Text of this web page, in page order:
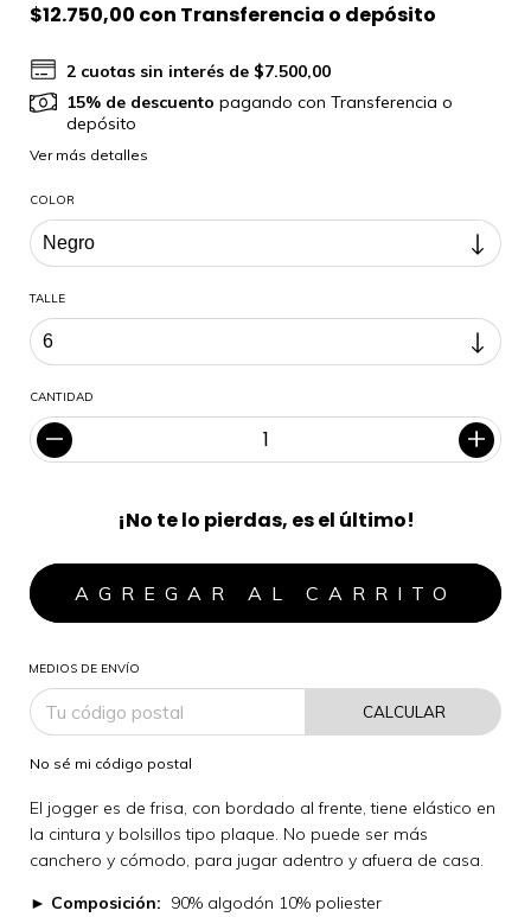
$12.750,00 con Transferencia o depósito
2 cuotas sin interés de $7.500,00
15% de descuento pagando con Transferencia o
depósito
Ver más detalles
COLOR
TALLE
CANTIDAD
¡No te lo pierdas, es el último!
MEDIOS DE ENVÍO
CALCULAR
No sé mi código postal
El jogger es de frisa, con bordado al frente, tiene elástico en
la cintura y bolsillos tipo plaque. No puede ser más
canchero y cómodo, para jugar adentro y afuera de casa.
► Composición: 90% algodón 10% poliester